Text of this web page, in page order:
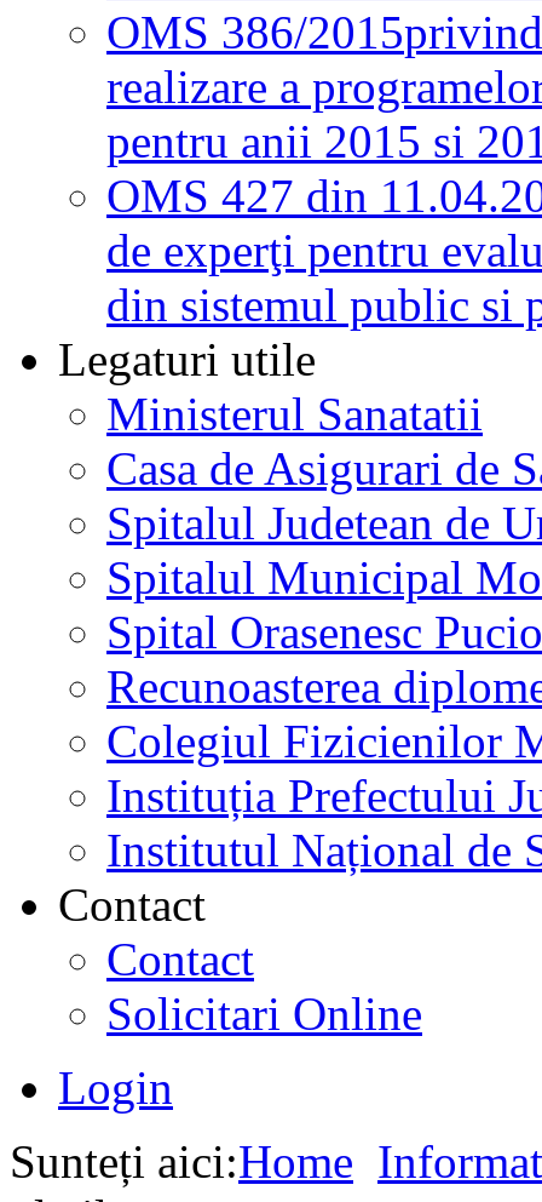
OMS 386/2015
realizare a
pentru anii 2015 si
OMS 427 din
de experţi pentru
din sistemul public si
Legaturi utile
Ministerul Sanatatii
Casa de Asigurari de
Spitalul Judetean de
Spitalul Municipal
Spital Orasenesc
Recunoasterea
Colegiul Fizicienilor
Instituția Prefectului
Institutul Național de
Contact
Contact
Solicitari Online
Login
Sunteți aici:Home